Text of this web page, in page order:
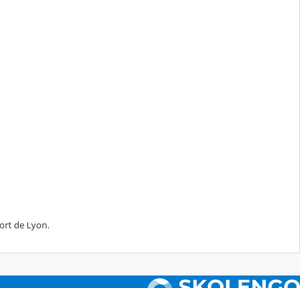
de Lyon.